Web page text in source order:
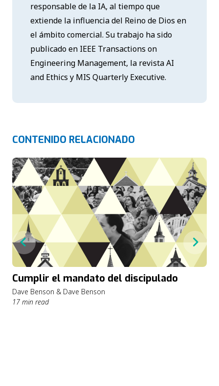
responsable de la IA, al tiempo que
extiende la influencia del Reino de Dios en
el ámbito comercial. Su trabajo ha sido
publicado en IEEE Transactions on
Engineering Management, la revista AI
and Ethics y MIS Quarterly Executive.
CONTENIDO RELACIONADO
Cumplir el mandato del discipulado
Dave Benson & Dave Benson
17 min read